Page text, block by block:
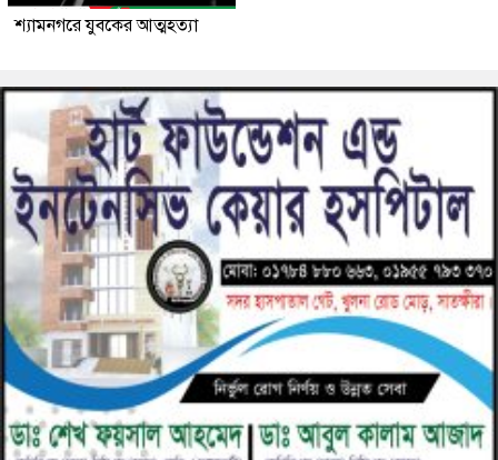
শ্যামনগরে যুবকের আত্মহত্যা